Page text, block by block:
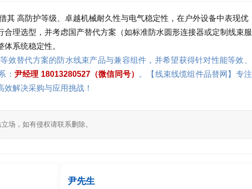
其 高防护等级、卓越机械耐久性与电气稳定性，在户外设备中表现优
理选型，并考虑国产替代方案（如标准防水圆形连接器或定制线束服
系统稳定性。
效替代方案的防水线束产品与兼容组件，并希望获得针对性能等效
： 尹经理 18013280527（微信同号）
。【线束线缆组件品替网】专
解决采购与应用挑战！
场，如有侵权请联系删除。
尹先生